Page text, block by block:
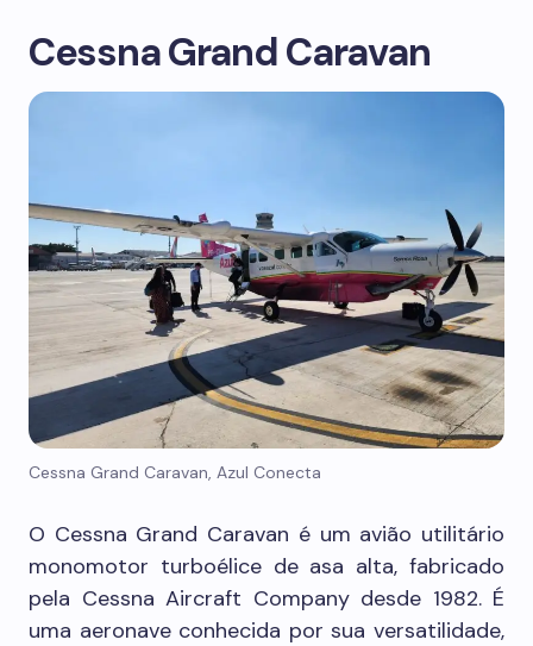
Cessna Grand Caravan
Cessna Grand Caravan, Azul Conecta
O Cessna Grand Caravan é um avião utilitário
monomotor turboélice de asa alta, fabricado
pela Cessna Aircraft Company desde 1982. É
uma aeronave conhecida por sua versatilidade,